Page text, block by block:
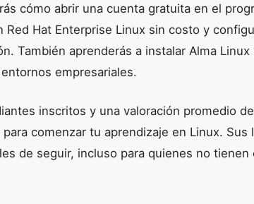
cómo abrir una cuenta gratuita en el
Red Hat Enterprise Linux sin costo y
También aprenderás a instalar Alma
empresariales.
inscritos y una valoración promedio
comenzar tu aprendizaje en Linux. Sus
de seguir, incluso para quienes no tienen